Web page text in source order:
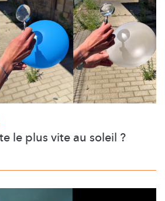
le plus vite au soleil ?